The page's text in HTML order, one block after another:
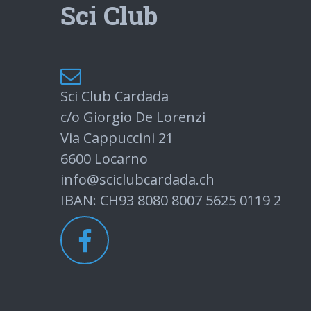
Sci Club
Sci Club Cardada
c/o Giorgio De Lorenzi
Via Cappuccini 21
6600 Locarno
info@sciclubcardada.ch
IBAN: CH93 8080 8007 5625 0119 2